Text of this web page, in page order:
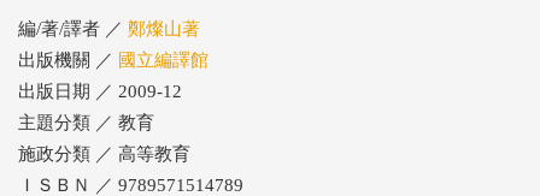
編/著/譯者 ／ 鄭燦山著
出版機關 ／ 國立編譯館
出版日期 ／ 2009-12
主題分類 ／ 教育
施政分類 ／ 高等教育
ＩＳＢＮ ／ 9789571514789